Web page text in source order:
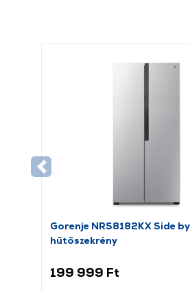
Gorenje NRS8182KX Side
hűtőszekrény
199 999 Ft